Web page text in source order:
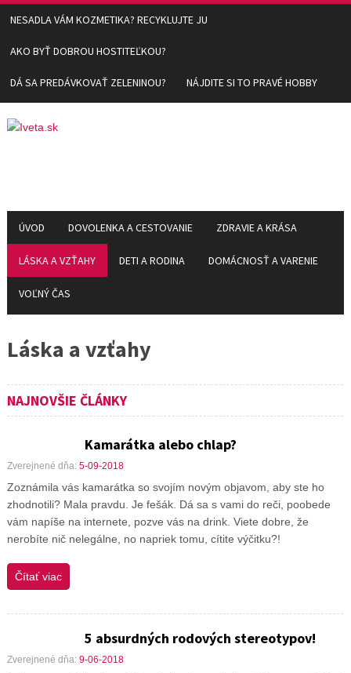
NESADLA VÁM KOZMETIKA? RECYKLUJTE JU
AKO BYŤ DOBROU HOSTITEĽKOU?
DÁ SA PREDÁVKOVAŤ ZELENINOU? NÁJDITE SI TO PRAVÉ HOBBY
ÚVOD DOVOLENKA A CESTOVANIE ZDRAVIE A KRÁSA
LÁSKA A VZŤAHY DETI A RODINA DOMÁCNOSŤ A VARENIE
VOĽNÝ ČAS
Láska a vzťahy
NAJNOVŠIE ČLÁNKY
Kamarátka alebo chlap?
Zverejnené dňa: 5-09-2018
Zoznámila vás kamarátka so svojím novým objavom, aby ste ho
zhodnotili? Mala pravdu. Je fešák. Dá sa s vami do reči, poobede
vám napíše na internete, pozve vás na drink. Viete dobre, že
nerobíte nič nelegálne, no napriek tomu, cítite výčitku?!
Čítať viac
5 absurdných rodových stereotypov!
Zverejnené dňa: 9-06-2018